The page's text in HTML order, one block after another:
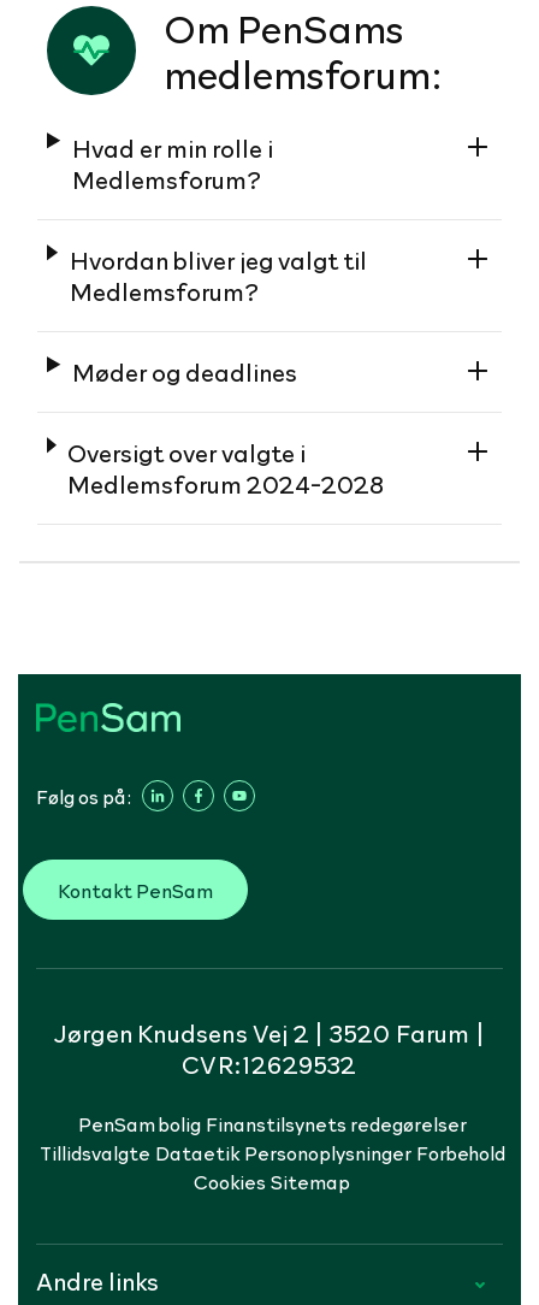
Om PenSams
medlemsforum:
Hvad er min rolle i
Medlemsforum?
Hvordan bliver jeg valgt til
Medlemsforum?
Møder og deadlines
Oversigt over valgte i
Medlemsforum 2024-2028
Følg os på:
Kontakt PenSam
Jørgen Knudsens Vej 2 | 3520 Farum |
CVR:12629532
PenSam bolig Finanstilsynets redegørelser
Tillidsvalgte Dataetik Personoplysninger Forbehold
Cookies Sitemap
Andre links